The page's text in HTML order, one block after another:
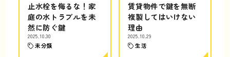
止水栓を侮るな！家
庭の水トラブルを未
然に防ぐ鍵
2025.10.30
未分類
賃貸物件で鍵を無断
複製してはいけない
理由
2025.10.29
生活